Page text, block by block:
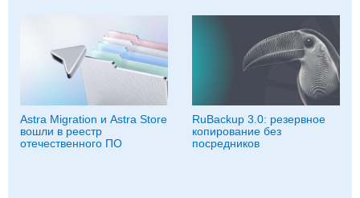
Astra Migration и Astra Store
вошли в реестр
отечественного ПО
RuBackup 3.0: резервное
копирование без
посредников